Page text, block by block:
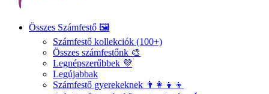
Összes Számfestő 🖼️
Számfestő kollekciók (100+)
Összes számfestőnk 🎨
Legnépszerűbbek 💜
Legújabbak
Számfestő gyerekeknek 👨‍👩‍👧‍👦